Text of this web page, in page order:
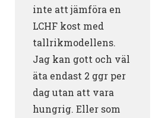
inte att jämföra en
LCHF kost med
tallrikmodellens.
Jag kan gott och väl
äta endast 2 ggr per
dag utan att vara
hungrig. Eller som